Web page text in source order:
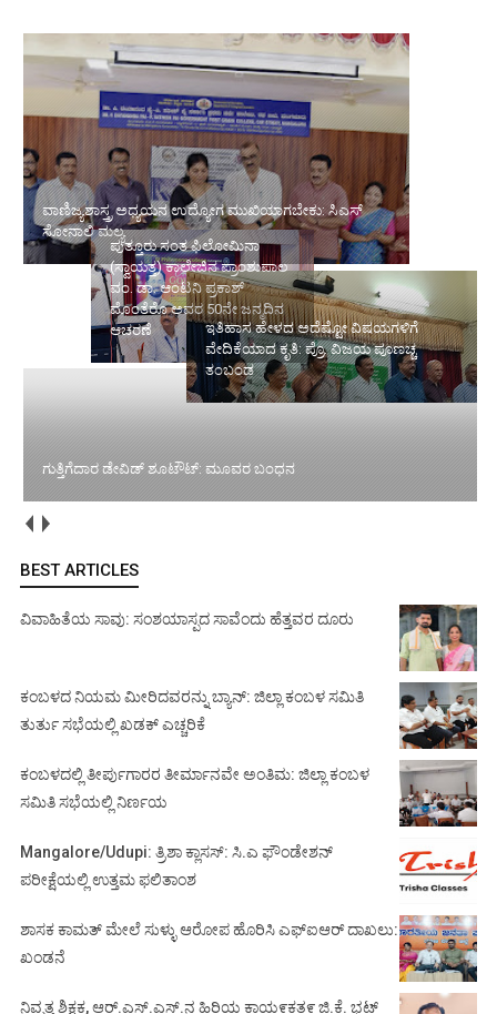
ವಾಣಿಜ್ಯಶಾಸ್ತ್ರ ಅಧ್ಯಯನ ಉದ್ಯೋಗ ಮುಖಿಯಾಗಬೇಕು: ಸಿಎಸ್ ಸೋನಾಲಿ ಮಲ್ಯ
ಪುತ್ತೂರು ಸಂತ ಫಿಲೋಮಿನಾ
(ಸ್ವಾಯತ್ತ) ಕಾಲೇಜಿನ ಪ್ರಾಂಶುಪಾಲ
ವಂ. ಡಾ. ಆಂಟನಿ ಪ್ರಕಾಶ್
ಮೊಂತೆರೊ ಅವರ 50ನೇ ಜನ್ಮದಿನ
ಇತಿಹಾಸ ಹೇಳದ ಅದೆಷ್ಟೋ
ವಿಷಯಗಳಿಗೆ ವೇದಿಕೆಯಾದ ಕೃತಿ:
ಪ್ರೊ. ವಿಜಯ ಪೂಣಚ್ಚ ತಂಬಂಡ
ಗುತ್ತಿಗೆದಾರ ಡೇವಿಡ್ ಶೂಟೌಟ್: ಮೂವರ ಬಂಧನ
BEST ARTICLES
ವಿವಾಹಿತೆಯ ಸಾವು: ಸಂಶಯಾಸ್ಪದ ಸಾವೆಂದು ಹೆತ್ತವರ ದೂರು
ಕಂಬಳದ ನಿಯಮ ಮೀರಿದವರನ್ನು ಬ್ಯಾನ್: ಜಿಲ್ಲಾ ಕಂಬಳ ಸಮಿತಿ
ತುರ್ತು ಸಭೆಯಲ್ಲಿ ಖಡಕ್ ಎಚ್ಚರಿಕೆ
ಕಂಬಳದಲ್ಲಿ ತೀರ್ಪುಗಾರರ ತೀರ್ಮಾನವೇ ಅಂತಿಮ: ಜಿಲ್ಲಾ ಕಂಬಳ
ಸಮಿತಿ ಸಭೆಯಲ್ಲಿ ನಿರ್ಣಯ
Mangalore/Udupi: ತ್ರಿಶಾ ಕ್ಲಾಸಸ್: ಸಿ.ಎ ಫೌಂಡೇಶನ್
ಪರೀಕ್ಷೆಯಲ್ಲಿ ಉತ್ತಮ ಫಲಿತಾಂಶ
ಶಾಸಕ ಕಾಮತ್ ಮೇಲೆ ಸುಳ್ಳು ಆರೋಪ ಹೊರಿಸಿ ಎಫ್‌ಐಆರ್ ದಾಖಲು:
ಖಂಡನೆ
ನಿವೃತ್ತ ಶಿಕ್ಷಕ, ಆರ್.ಎಸ್.ಎಸ್.ನ ಹಿರಿಯ ಕಾಯ೯ಕತ೯ ಜಿ.ಕೆ. ಭಟ್